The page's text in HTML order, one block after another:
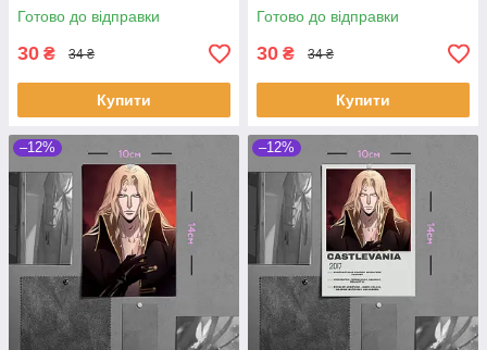
Готово до відправки
30 ₴ 34 ₴
Купити
Готово до відправки
30 ₴ 34 ₴
Купити
–12% –12%